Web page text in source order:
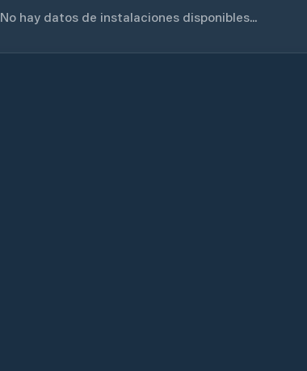
No hay datos de instalaciones disponibles...